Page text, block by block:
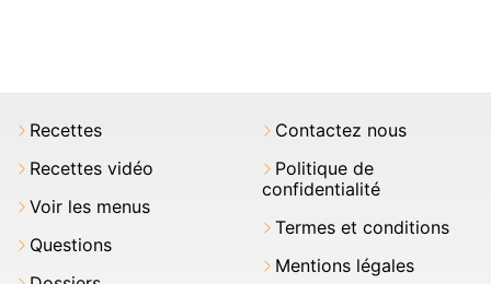
Recettes
Recettes vidéo
Voir les menus
Questions
Contactez nous
Politique de
confidentialité
Termes et conditions
Mentions légales